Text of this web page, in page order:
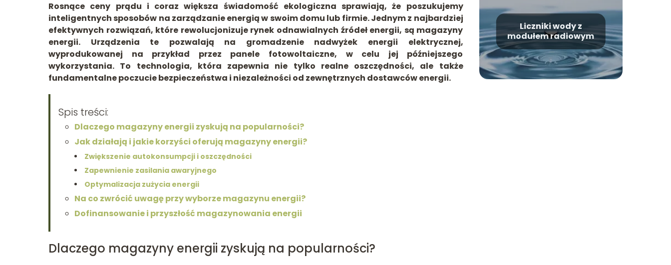
Rosnące ceny prądu i coraz większa świadomość ekologiczna sprawiają, że poszukujemy
inteligentnych sposobów na zarządzanie energią w swoim domu lub firmie. Jednym z najbardziej
efektywnych rozwiązań, które rewolucjonizuje rynek odnawialnych źródeł energii, są magazyny
energii. Urządzenia te pozwalają na gromadzenie nadwyżek energii elektrycznej,
wyprodukowanej na przykład przez panele fotowoltaiczne, w celu jej późniejszego
wykorzystania. To technologia, która zapewnia nie tylko realne oszczędności, ale także
fundamentalne poczucie bezpieczeństwa i niezależności od zewnętrznych dostawców energii.
Spis treści:
Dlaczego magazyny energii zyskują na popularności?
Jak działają i jakie korzyści oferują magazyny energii?
Zwiększenie autokonsumpcji i oszczędności
Zapewnienie zasilania awaryjnego
Optymalizacja zużycia energii
Na co zwrócić uwagę przy wyborze magazynu energii?
Dofinansowanie i przyszłość magazynowania energii
Dlaczego magazyny energii zyskują na popularności?
Liczniki wody z
modułem radiowym